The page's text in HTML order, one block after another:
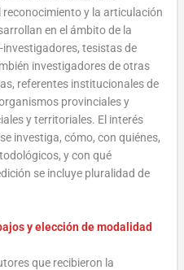
y la articulación
en el ámbito de la
tesistas de
investigadores de otras
referentes institucionales de
provinciales y
y territoriales. El interés
investiga, cómo, con quiénes,
y con qué
se incluye pluralidad de
y elección de modalidad
que recibieron la